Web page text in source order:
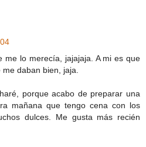
me lo merecía, jajajaja. A mi es que
daban bien, jaja.
porque acabo de preparar una
mañana que tengo cena con los
dulces. Me gusta más recién